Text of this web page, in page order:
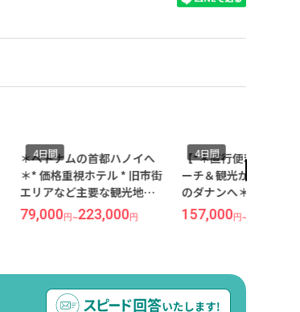
＊ベトナムの首都ハノイへ
＊* 価格重視ホテル * 旧市街
エリアなど主要な観光地も
徒歩圏内「ホアビン ホテル
ハノイ』泊 ハノイ 4日間
●
4日間
79,000 円~223,000 円
【*＊直行便利用＊*】
ーチ＆観光が充実した
のダナンへ＊【滞在中
パ付き】開放感のある
ル付きヴィラで過ごす
【成田発/ベトナム航
用】
4日間
157,000 円~